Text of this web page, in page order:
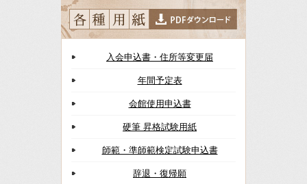
入会申込書・住所等変更届
年間予定表
会館使用申込書
硬筆 昇格試験用紙
師範・準師範検定試験申込書
辞退・復帰願